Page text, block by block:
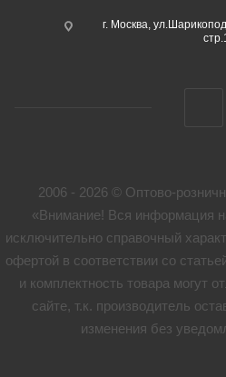
г. Москва,
2006 - 2026 © Оптово-
«Внимание! Вся информация
исключительно справочный
офертой в соответствии со
и комплектность товара могут
сайте, т.к. производитель
изменения без